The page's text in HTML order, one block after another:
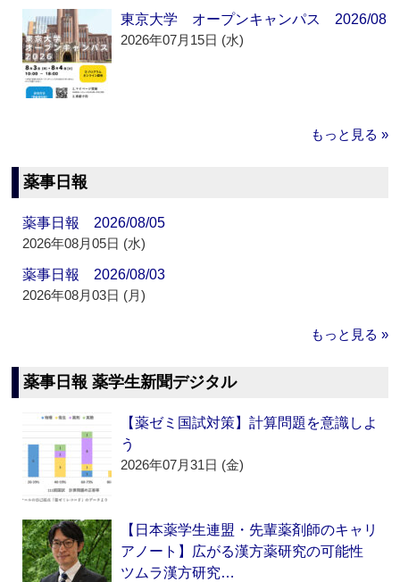
東京大学 オープンキャンパス 2026/08
2026年07月15日 (水)
もっと見る »
薬事日報
薬事日報 2026/08/05
2026年08月05日 (水)
薬事日報 2026/08/03
2026年08月03日 (月)
もっと見る »
薬事日報 薬学生新聞デジタル
【薬ゼミ国試対策】計算問題を意識しよ
う
2026年07月31日 (金)
【日本薬学生連盟・先輩薬剤師のキャリ
アノート】広がる漢方薬研究の可能性
ツムラ漢方研究…